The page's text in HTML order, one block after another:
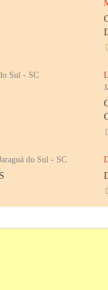
Sul - SC
do Sul - SC